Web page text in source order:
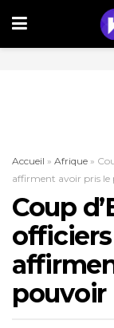
Accueil » Afrique »
affirment avoir pris le
Coup
officiers
pouvoir